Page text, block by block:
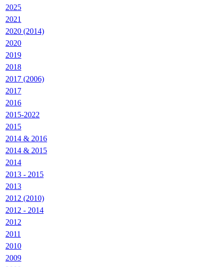
2025
2021
2020 (2014)
2020
2019
2018
2017 (2006)
2017
2016
2015-2022
2015
2014 & 2016
2014 & 2015
2014
2013 - 2015
2013
2012 (2010)
2012 - 2014
2012
2011
2010
2009